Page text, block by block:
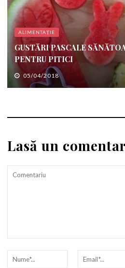
ALIMENTAȚIE
GUSTĂRI PASCALE
PENTRU PITICI
05/04/2018
Lasă un